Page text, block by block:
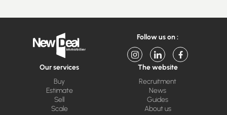
Follow us on :
Our services
Buy
Estimate
Sell
Scale
The website
Recruitment
News
Guides
About us